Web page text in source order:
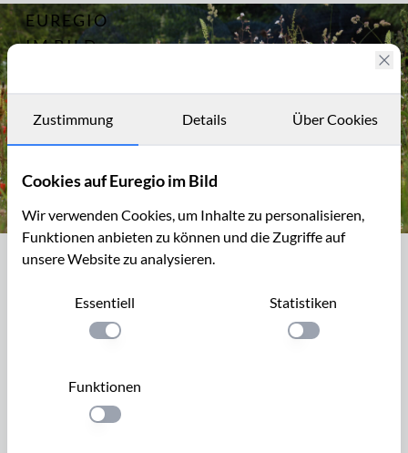
EUREGIO
IM BILD
Archiv
Kontakt
Archiv 14926
Bunte Wiesenblumen am Rand eines Parkplatzes
Bunte Wiesenblumen am Rand eines
Parkplatzes
Rohboden-Pionierpflanzen am Rand eines Parkplatzes
Tal und Kalkkuppen
Bildrechte erwerben
Zustimmung Details Über Cookies
Cookies auf Euregio im Bild
Wir verwenden Cookies, um Inhalte zu personalisieren,
Funktionen anbieten zu können und die Zugriffe auf
unsere Website zu analysieren.
Essentiell
Einstellung anwenden
Statistiken
Einstellung
Funktionen
Einstellung anwenden